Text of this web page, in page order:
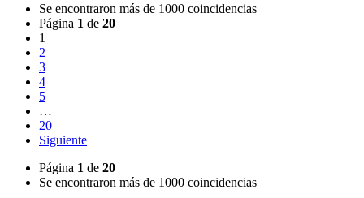
Se encontraron más de 1000 coincidencias
Página 1 de 20
1
2
3
4
5
…
20
Siguiente
Página 1 de 20
Se encontraron más de 1000 coincidencias